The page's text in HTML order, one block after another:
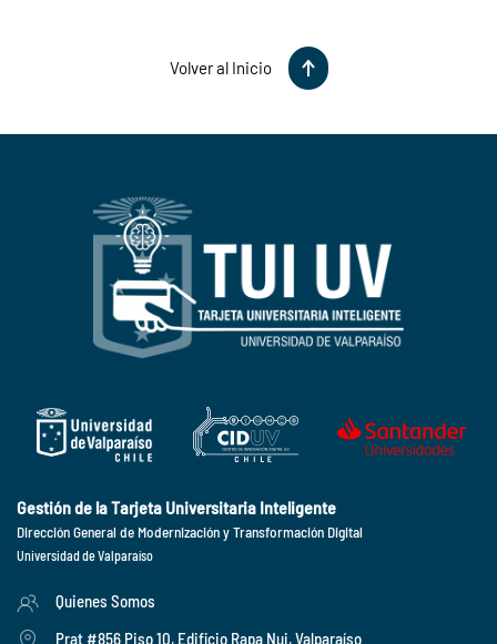
Volver al Inicio
Gestión de la Tarjeta Universitaria Inteligente
Dirección General de Modernización y Transformación Digital
Universidad de Valparaíso
Quienes Somos
Prat #856 Piso 10, Edificio Rapa Nui, Valparaíso